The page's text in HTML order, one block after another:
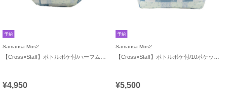
予約
Samansa Mos2
¥4,950
予約
Samansa Mos2
¥5,500